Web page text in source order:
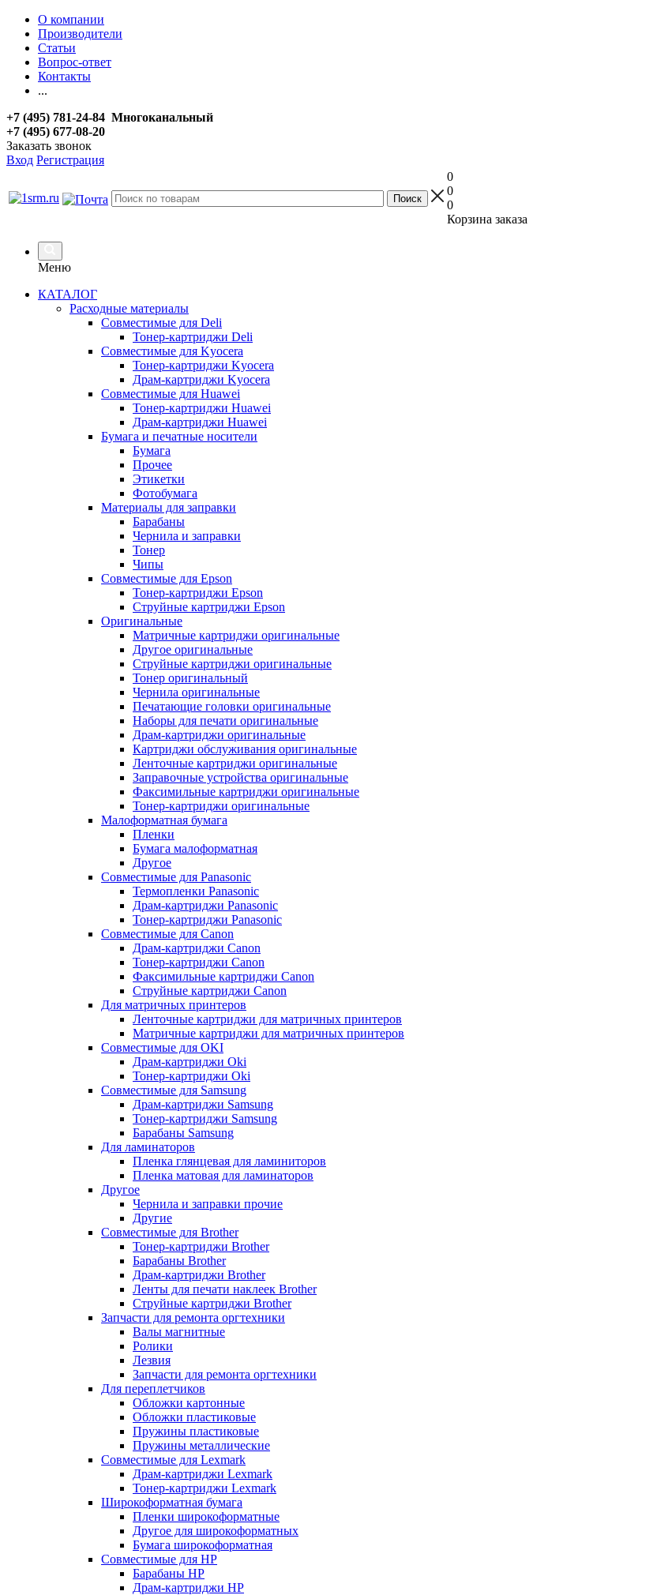
О компании
Производители
Статьи
Вопрос-ответ
Контакты
...
+7 (495) 781-24-84 Многоканальный
+7 (495) 677-08-20
Заказать звонок
Вход Регистрация
0
0
0
Корзина заказа
Меню
КАТАЛОГ
Расходные материалы
Совместимые для Deli
Тонер-картриджи Deli
Совместимые для Kyocera
Тонер-картриджи Kyocera
Драм-картриджи Kyocera
Совместимые для Huawei
Тонер-картриджи Huawei
Драм-картриджи Huawei
Бумага и печатные носители
Бумага
Прочее
Этикетки
Фотобумага
Материалы для заправки
Барабаны
Чернила и заправки
Тонер
Чипы
Совместимые для Epson
Тонер-картриджи Epson
Струйные картриджи Epson
Оригинальные
Матричные картриджи оригинальные
Другое оригинальные
Струйные картриджи оригинальные
Тонер оригинальный
Чернила оригинальные
Печатающие головки оригинальные
Наборы для печати оригинальные
Драм-картриджи оригинальные
Картриджи обслуживания оригинальные
Ленточные картриджи оригинальные
Заправочные устройства оригинальные
Факсимильные картриджи оригинальные
Тонер-картриджи оригинальные
Малоформатная бумага
Пленки
Бумага малоформатная
Другое
Совместимые для Panasonic
Термопленки Panasonic
Драм-картриджи Panasonic
Тонер-картриджи Panasonic
Совместимые для Canon
Драм-картриджи Canon
Тонер-картриджи Canon
Факсимильные картриджи Canon
Струйные картриджи Canon
Для матричных принтеров
Ленточные картриджи для матричных принтеров
Матричные картриджи для матричных принтеров
Совместимые для OKI
Драм-картриджи Oki
Тонер-картриджи Oki
Совместимые для Samsung
Драм-картриджи Samsung
Тонер-картриджи Samsung
Барабаны Samsung
Для ламинаторов
Пленка глянцевая для ламиниторов
Пленка матовая для ламинаторов
Другое
Чернила и заправки прочие
Другие
Совместимые для Brother
Тонер-картриджи Brother
Барабаны Brother
Драм-картриджи Brother
Ленты для печати наклеек Brother
Струйные картриджи Brother
Запчасти для ремонта оргтехники
Валы магнитные
Ролики
Лезвия
Запчасти для ремонта оргтехники
Для переплетчиков
Обложки картонные
Обложки пластиковые
Пружины пластиковые
Пружины металлические
Совместимые для Lexmark
Драм-картриджи Lexmark
Тонер-картриджи Lexmark
Широкоформатная бумага
Пленки широкоформатные
Другое для широкоформатных
Бумага широкоформатная
Совместимые для HP
Барабаны HP
Драм-картриджи HP